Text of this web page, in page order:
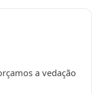
a vedação